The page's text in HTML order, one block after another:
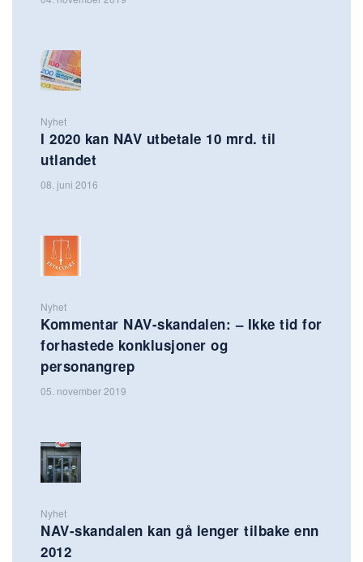
Nyhet
I 2020 kan NAV utbetale 10 mrd. til
utlandet
08. juni 2016
Nyhet
Kommentar NAV-skandalen: – Ikke tid for
forhastede konklusjoner og
personangrep
05. november 2019
Nyhet
NAV-skandalen kan gå lenger tilbake enn
2012